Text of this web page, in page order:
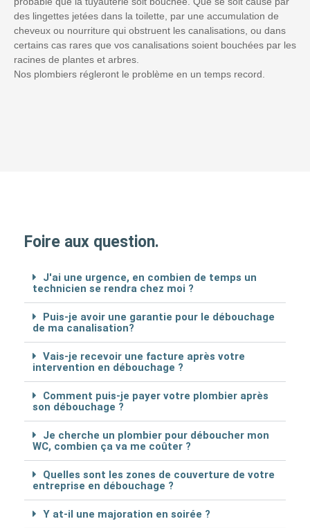
des lingettes jetées dans la toilette, par une accumulation de
cheveux ou nourriture qui obstruent les canalisations, ou dans
certains cas rares que vos canalisations soient bouchées par les
racines de plantes et arbres.
Nos plombiers régleront le problème en un temps record.
Foire aux question.
J'ai une urgence, en combien de temps un
technicien se rendra chez moi ?
Puis-je avoir une garantie pour le débouchage
de ma canalisation?
Vais-je recevoir une facture après votre
intervention en débouchage ?
Comment puis-je payer votre plombier après
son débouchage ?
Je cherche un plombier pour déboucher mon
WC, combien ça va me coûter ?
Quelles sont les zones de couverture de votre
entreprise en débouchage ?
Y at-il une majoration en soirée ?